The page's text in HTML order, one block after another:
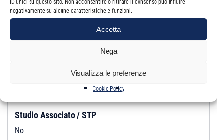
ID unici su questo sito. Non acconsentire o ritirare il consenso può influire
negativamente su alcune caratteristiche e funzioni.
Accetta
Nega
Visualizza le preferenze
Cookie Policy
Studio
grazianomalerba@gmail.com
graziano.malerba@pec.odcec.ct.it
VIA VINCENZO RICCA, 6 95022 ACI CATENA CT
3409855906
Studio Associato / STP
No